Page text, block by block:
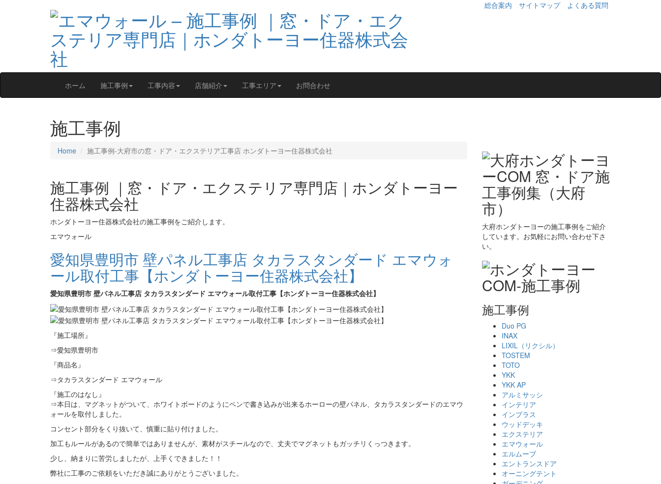
総合案内 サイトマップ よくある質問
ホーム 施工事例 工事内容 店舗紹介 工事エリア お問合わせ
施工事例
Home 施工事例‐大府市の窓・ドア・エクステリア工事店 ホンダトーヨー住器株式会社
施工事例 ｜窓・ドア・エクステリア専門店｜ホンダトーヨー
住器株式会社
ホンダトーヨー住器株式会社の施工事例をご紹介します。
エマウォール
愛知県豊明市 壁パネル工事店 タカラスタンダード エマウォ
ール取付工事【ホンダトーヨー住器株式会社】
愛知県豊明市 壁パネル工事店 タカラスタンダード エマウォール取付工事【ホンダトーヨー住器株式会社】
『施工場所』
⇒愛知県豊明市
『商品名』
⇒タカラスタンダード エマウォール
『施工のはなし』
⇒本日は、マグネットがついて、ホワイトボードのようにペンで書き込みが出来るホーローの壁パネル、タカラスタンダードのエマウ
ォールを取付しました。
コンセント部分をくり抜いて、慎重に貼り付けました。
加工もルールがあるので簡単ではありませんが、素材がスチールなので、丈夫でマグネットもガッチリくっつきます。
少し、納まりに苦労しましたが、上手くできました！！
弊社に工事のご依頼をいただき誠にありがとうございました。
大府ホンダトーヨーの施工事例をご紹介
しています。お気軽にお問い合わせ下さ
い。
施工事例
Duo PG
INAX
LIXIL（リクシル）
TOSTEM
TOTO
YKK
YKK AP
アルミサッシ
インテリア
インプラス
ウッドデッキ
エクステリア
エマウォール
エルムーブ
エントランスドア
オーニングテント